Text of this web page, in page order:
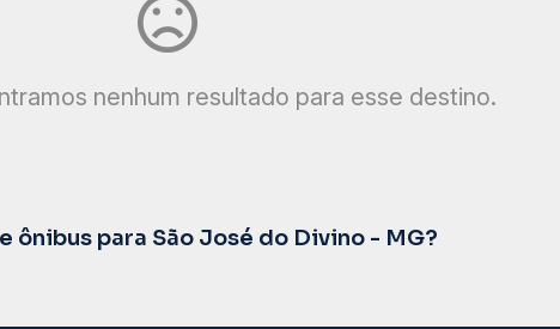
nenhum resultado para esse destino.
ônibus para São José do Divino - MG?